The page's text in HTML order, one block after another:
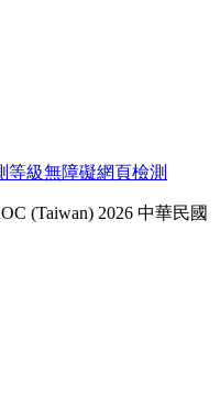
(Taiwan) 2026 中華民國